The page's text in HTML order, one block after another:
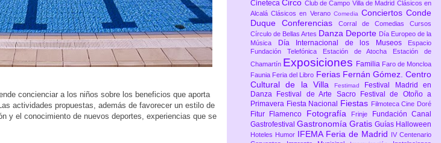
concienciar a los niños sobre los beneficios que aporta
actividades propuestas, además de favorecer un estilo de
y el conocimiento de nuevos deportes, experiencias que se
CinetecaCirco Club de Campo Villa de Madrid Clásicos en
AlcaláClásicos en Verano Comedia ConciertosConde
Duque Conferencias Corral de Comedias Cursos
Círculo de Bellas Artes Danza Deporte Día Europeo de la
Música
Día Internacional de los Museos
Espacio
Fundación Telefónica
Estación de Atocha
Estación de
Chamartín Exposiciones Familia Faro de Moncloa
Faunia Feria del Libro Ferias Fernán Gómez. Centro
Cultural de la VillaFestimad
Festival Madrid en
Danza
Festival de Arte Sacro
Festival de Otoño a
Primavera Fiesta Nacional Fiestas Filmoteca Cine Doré
Fitur Flamenco Fotografía Frinje
Fundación Canal
Gastrofestival Gastronomía Gratis Guías Halloween
Hoteles Humor IFEMA Feria de Madrid
IV Centenario